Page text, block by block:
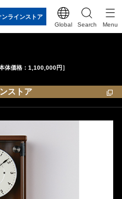
ンラインストア
Global
Search Menu
体価格：1,100,000円］
ストア